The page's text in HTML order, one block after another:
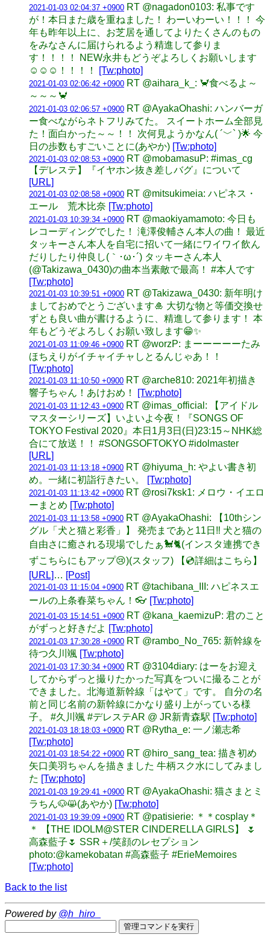
2021-01-03 02:04:37 +0900 RT @nagadon0103: 私事です
が！本日また歳を重ねました！ わーいわーい！！！ 今
年も昨年以上に、お芝居を通してよりたくさんのもの
をみなさんに届けられるよう精進して参りま
す！！！！ NEW永井もどうぞよろしくお願いします
☺️☺️☺️！！！！
[Tw:photo]
2021-01-03 02:06:42 +0900 RT @aihara_k_: 🦀食べるよ～
～～～🦀
2021-01-03 02:06:57 +0900 RT @AyakaOhashi: ハンバーガ
ー食べながらネトフリみてた。 スイートホーム全部見
た！面白かった～～！！ 次何見ようかなん( ´﹀` )🌟 今
日の歩数もすごいことに(あやか) [Tw:photo]
2021-01-03 02:08:53 +0900 RT @mobamasuP: #imas_cg
【デレステ】『イヤホン抜き差しバグ』について
[URL]
2021-01-03 02:08:58 +0900 RT @mitsukimeia: ハピネス・
エール 荒木比奈 [Tw:photo]
2021-01-03 10:39:34 +0900 RT @maokiyamamoto: 今日も
レコーディングでした！ 滝澤俊輔さん本人の曲！ 最近
タッキーさん本人を自宅に招いて一緒にワイワイ飲ん
だりしたり仲良し(｀･ω･´) タッキーさん本人
(@Takizawa_0430)の曲本当素敵で最高！ #本人です
[Tw:photo]
2021-01-03 10:39:51 +0900 RT @Takizawa_0430: 新年明け
ましておめでとうございます🎍 大切な物と等価交換せ
ずとも良い曲が書けるように、精進して参ります！ 本
年もどうぞよろしくお願い致します😁✨
2021-01-03 11:09:46 +0900 RT @worzP: まーーーーーたみ
ほちえりがイチャイチャしとるんじゃあ！！
[Tw:photo]
2021-01-03 11:10:50 +0900 RT @arche810: 2021年初描き
響子ちゃん！あけおめ！
[Tw:photo]
2021-01-03 11:12:43 +0900 RT @imas_official: 【アイドル
マスターシリーズ】いよいよ今夜！『SONGS OF
TOKYO Festival 2020』本日1月3日(日)23:15～NHK総
合にて放送！！ #SONGSOFTOKYO #idolmaster
[URL]
2021-01-03 11:13:18 +0900 RT @hiyuma_h: やよい書き初
め。一緒に初詣行きたい。
[Tw:photo]
2021-01-03 11:13:42 +0900 RT @rosi7ksk1: メロウ・イエロ
ーまとめ [Tw:photo]
2021-01-03 11:13:58 +0900 RT @AyakaOhashi: 【10thシン
グル「犬と猫と彩香」】 発売まであと11日‼️ 犬と猫の
自由さに癒される現場でしたぁ🐩🐈(インスタ連携でき
ずこちらにもアップ😢)(スタッフ) 【💿詳細はこちら】
[URL] … [Post]
2021-01-03 11:15:04 +0900 RT @tachibana_III: ハピネスエ
ールの上条春菜ちゃん！👓 [Tw:photo]
2021-01-03 15:14:51 +0900 RT @kana_kaemizuP: 君のこと
がずっと好きだよ [Tw:photo]
2021-01-03 17:30:28 +0900 RT @rambo_No_765: 新幹線を
待つ久川颯 [Tw:photo]
2021-01-03 17:30:34 +0900 RT @3104diary: はーをお迎え
してからずっと撮りたかった写真をついに撮ることが
できました。北海道新幹線「はやて」です。 自分の名
前と同じ名前の新幹線にかなり盛り上がっている様
子。 #久川颯 #デレステAR @ JR新青森駅 [Tw:photo]
2021-01-03 18:18:03 +0900 RT @Rytha_e: 一ノ瀬志希
[Tw:photo]
2021-01-03 18:54:22 +0900 RT @hiro_sang_tea: 描き初め
矢口美羽ちゃんを描きました 牛柄スク水にしてみまし
た [Tw:photo]
2021-01-03 19:29:41 +0900 RT @AyakaOhashi: 猫さまとミ
ラちん🐶😸(あやか) [Tw:photo]
2021-01-03 19:39:09 +0900 RT @patisierie: ＊＊cosplay＊
＊ 【THE IDOLM@STER CINDERELLA GIRLS】 🌷
高森藍子🌷 SSR＋/笑顔のレセプション
photo:@kamekobatan #高森藍子 #ErieMemoires
[Tw:photo]
Back to the list
Powered by @h_hiro_